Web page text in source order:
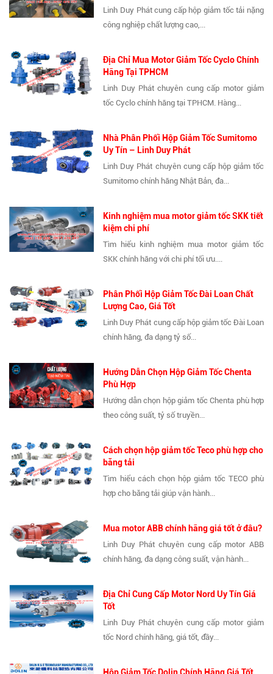
Linh Duy Phát cung cấp hộp giảm tốc tải nặng
công nghiệp chất lượng cao,...
Địa Chỉ Mua Motor Giảm Tốc Cyclo Chính
Hãng Tại TPHCM
Linh Duy Phát chuyên cung cấp motor giảm
tốc Cyclo chính hãng tại TPHCM. Hàng...
Nhà Phân Phối Hộp Giảm Tốc Sumitomo
Uy Tín – Linh Duy Phát
Linh Duy Phát chuyên cung cấp hộp giảm tốc
Sumitomo chính hãng Nhật Bản, đa...
Kinh nghiệm mua motor giảm tốc SKK tiết
kiệm chi phí
Tìm hiểu kinh nghiệm mua motor giảm tốc
SKK chính hãng với chi phí tối ưu....
Phân Phối Hộp Giảm Tốc Đài Loan Chất
Lượng Cao, Giá Tốt
Linh Duy Phát cung cấp hộp giảm tốc Đài Loan
chính hãng, đa dạng tỷ số...
Hướng Dẫn Chọn Hộp Giảm Tốc Chenta
Phù Hợp
Hướng dẫn chọn hộp giảm tốc Chenta phù hợp
theo công suất, tỷ số truyền...
Cách chọn hộp giảm tốc Teco phù hợp cho
băng tải
Tìm hiểu cách chọn hộp giảm tốc TECO phù
hợp cho băng tải giúp vận hành...
Mua motor ABB chính hãng giá tốt ở đâu?
Linh Duy Phát chuyên cung cấp motor ABB
chính hãng, đa dạng công suất, vận hành...
Địa Chỉ Cung Cấp Motor Nord Uy Tín Giá
Tốt
Linh Duy Phát chuyên cung cấp motor giảm
tốc Nord chính hãng, giá tốt, đầy...